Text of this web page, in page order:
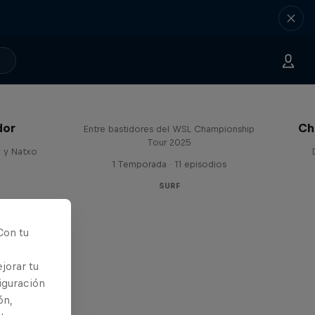
y Natxo
Entre bastidores del WSL Championship
Tour 2025
1 Temporada · 11 episodios
SURF
tu
tu